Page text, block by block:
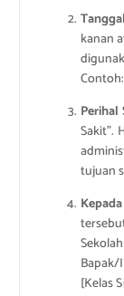
kanan
Perihal
Sakit”.
tujuan
Bapak/
[Kelas